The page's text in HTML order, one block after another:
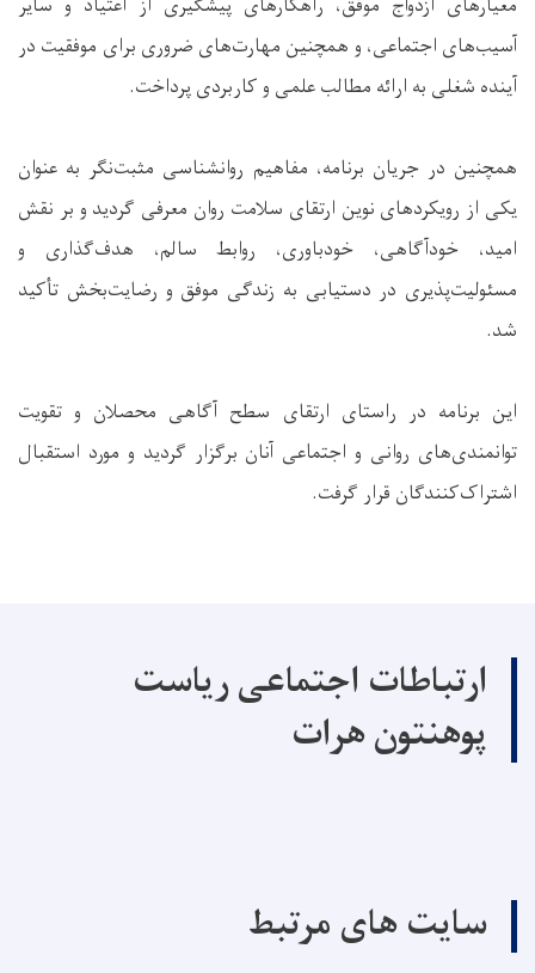
آسیب‌های اجتماعی، و همچنین مهارت‌های ضروری برای موفقیت در
آینده شغلی به ارائه مطالب علمی و کاربردی پرداخت.
همچنین در جریان برنامه، مفاهیم روانشناسی مثبت‌نگر به عنوان
یکی از رویکردهای نوین ارتقای سلامت روان معرفی گردید و بر نقش
امید، خودآگاهی، خودباوری، روابط سالم، هدف‌گذاری و
مسئولیت‌پذیری در دستیابی به زندگی موفق و رضایت‌بخش تأکید
شد.
این برنامه در راستای ارتقای سطح آگاهی محصلان و تقویت
توانمندی‌های روانی و اجتماعی آنان برگزار گردید و مورد استقبال
اشتراک‌کنندگان قرار گرفت.
ارتباطات اجتماعی ریاست
پوهنتون هرات
سایت های مرتبط